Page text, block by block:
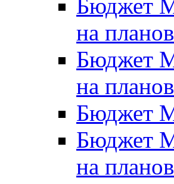
Бюджет
на
Бюджет
на
Бюджет
Бюджет
на